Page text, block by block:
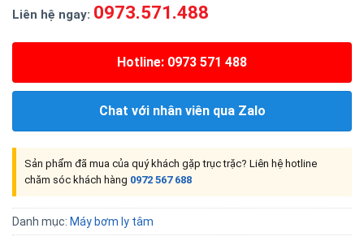
Liên hệ ngay: 0973.571.488
Hotline: 0973 571 488
Chat với nhân viên qua Zalo
Sản phẩm đã mua của quý khách gặp trục trặc? Liên hệ hotline
chăm sóc khách hàng 0972 567 688
Danh mục: Máy bơm ly tâm